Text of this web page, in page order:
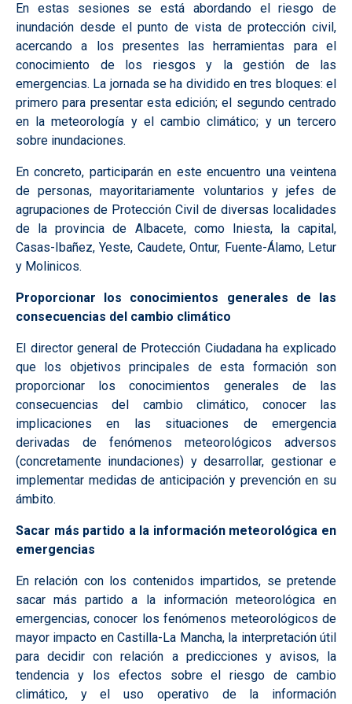
En estas sesiones se está abordando el riesgo de
inundación desde el punto de vista de protección civil,
acercando a los presentes las herramientas para el
conocimiento de los riesgos y la gestión de las
emergencias. La jornada se ha dividido en tres bloques: el
primero para presentar esta edición; el segundo centrado
en la meteorología y el cambio climático; y un tercero
sobre inundaciones.
En concreto, participarán en este encuentro una veintena
de personas, mayoritariamente voluntarios y jefes de
agrupaciones de Protección Civil de diversas localidades
de la provincia de Albacete, como Iniesta, la capital,
Casas-Ibañez, Yeste, Caudete, Ontur, Fuente-Álamo, Letur
y Molinicos.
Proporcionar los conocimientos generales de las
consecuencias del cambio climático
El director general de Protección Ciudadana ha explicado
que los objetivos principales de esta formación son
proporcionar los conocimientos generales de las
consecuencias del cambio climático, conocer las
implicaciones en las situaciones de emergencia
derivadas de fenómenos meteorológicos adversos
(concretamente inundaciones) y desarrollar, gestionar e
implementar medidas de anticipación y prevención en su
ámbito.
Sacar más partido a la información meteorológica en
emergencias
En relación con los contenidos impartidos, se pretende
sacar más partido a la información meteorológica en
emergencias, conocer los fenómenos meteorológicos de
mayor impacto en Castilla-La Mancha, la interpretación útil
para decidir con relación a predicciones y avisos, la
tendencia y los efectos sobre el riesgo de cambio
climático, y el uso operativo de la información